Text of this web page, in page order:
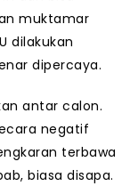
muktamar
dilakukan
dipercaya.
antar calon.
negatif
terbawa
biasa disapa.